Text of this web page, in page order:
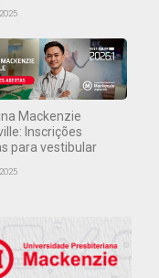
Mackenzie
Inscrições
para vestibular